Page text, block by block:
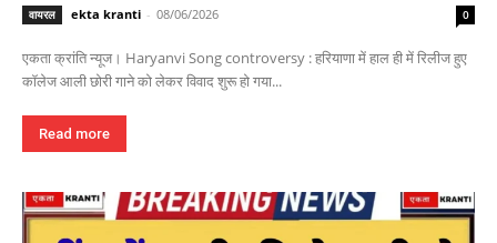
वायरल ekta kranti - 08/06/2026 0
एकता क्रांति न्यूज। Haryanvi Song controversy : हरियाणा में हाल ही में रिलीज हुए
कॉलेज आली छोरी गाने को लेकर विवाद शुरू हो गया...
Read more